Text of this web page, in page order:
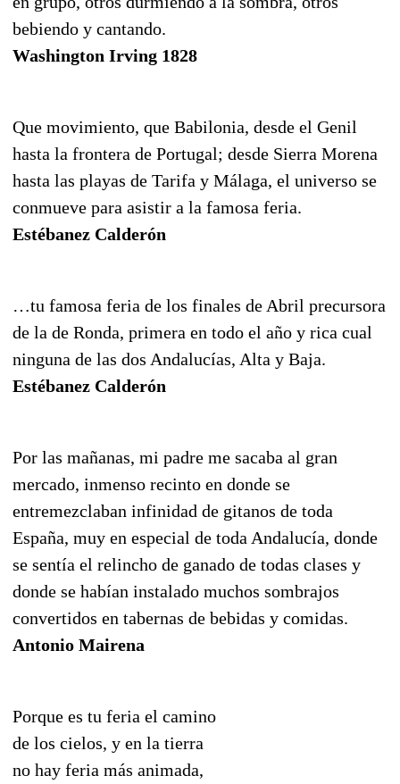
bebiendo y cantando.
Washington Irving 1828
Que movimiento, que Babilonia, desde el Genil
hasta la frontera de Portugal; desde Sierra Morena
hasta las playas de Tarifa y Málaga, el universo se
conmueve para asistir a la famosa feria.
Estébanez Calderón
…tu famosa feria de los finales de Abril precursora
de la de Ronda, primera en todo el año y rica cual
ninguna de las dos Andalucías, Alta y Baja.
Estébanez Calderón
Por las mañanas, mi padre me sacaba al gran
mercado, inmenso recinto en donde se
entremezclaban infinidad de gitanos de toda
España, muy en especial de toda Andalucía, donde
se sentía el relincho de ganado de todas clases y
donde se habían instalado muchos sombrajos
convertidos en tabernas de bebidas y comidas.
Antonio Mairena
Porque es tu feria el camino
de los cielos, y en la tierra
no hay feria más animada,